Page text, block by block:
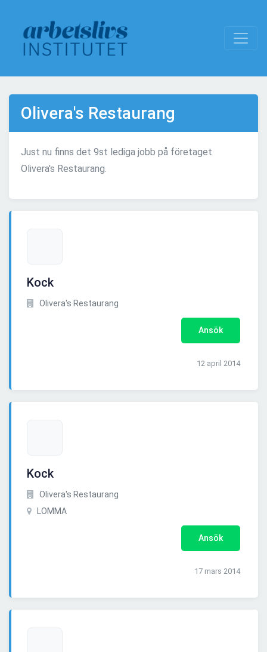
Olivera's Restaurang
Just nu finns det 9st lediga jobb på företaget
Olivera's Restaurang.
Kock
Olivera's Restaurang
Ansök
12 april 2014
Kock
Olivera's Restaurang
LOMMA
Ansök
17 mars 2014